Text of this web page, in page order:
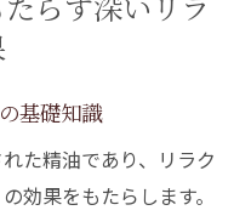
らす深いリラ
基礎知識
た精油であり、リラク
効果をもたらします。